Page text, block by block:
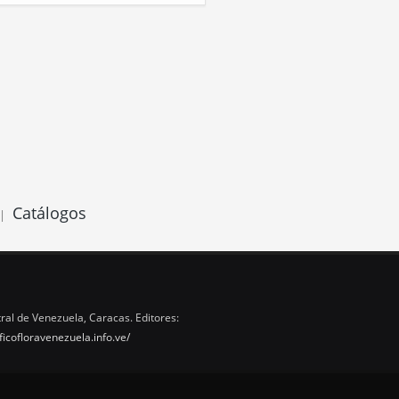
| Catálogos
de Venezuela, Caracas. Editores: